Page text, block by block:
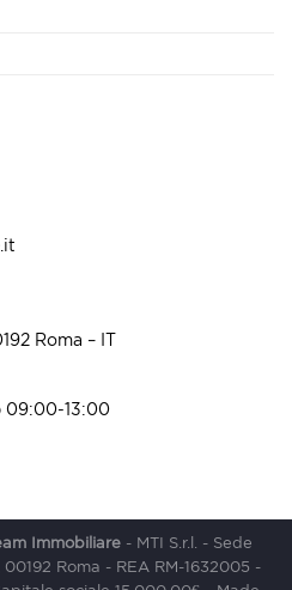
Roma – IT
09:00-13:00
Immobiliare - MTI S.r.l. - Sede
Roma - REA RM-1632005 -